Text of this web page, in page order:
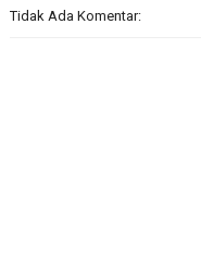
Tidak Ada Komentar: